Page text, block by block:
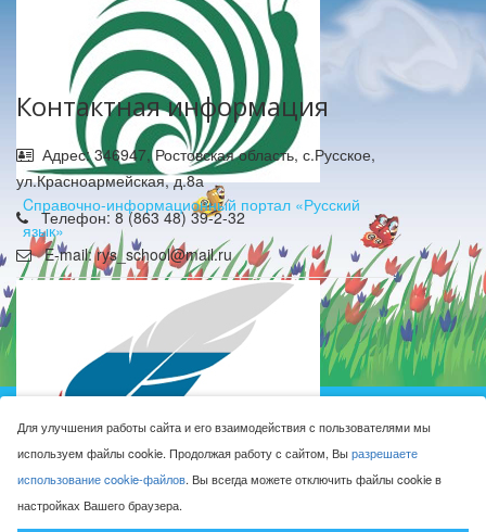
Cправочно-информационный портал «Русский
язык»
Федеральный портал «Российское образование»
Контактная информация
Адрес: 346947, Ростовская область, с.Русское,
ул.Красноармейская, д.8а
Телефон: 8 (863 48) 39-2-32
E-mail: rys_school@mail.ru
учреждение Русская средняя общеобразовательная
школа имени Героя Советского Союза М.Н. Алексеева © 2016-
2026
Сделано с ❤ в
Для улучшения работы сайта и его взаимодействия с пользователями мы
используем файлы cookie. Продолжая работу с сайтом, Выразрешаете
использование cookie-файлов. Вы всегда можете отключить файлы cookie в
настройках Вашего браузера.